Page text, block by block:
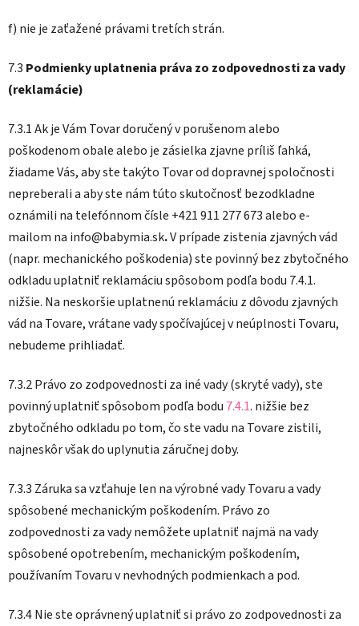
f) nie je zaťažené právami tretích strán.
7.3 Podmienky uplatnenia práva zo zodpovednosti za vady
(reklamácie)
7.3.1 Ak je Vám Tovar doručený v porušenom alebo
poškodenom obale alebo je zásielka zjavne príliš ľahká,
žiadame Vás, aby ste takýto Tovar od dopravnej spoločnosti
nepreberali a aby ste nám túto skutočnosť bezodkladne
oznámili na telefónnom čísle +421 911 277 673alebo e-
mailom na info@babymia.sk.V prípade zistenia zjavných vád
(napr. mechanického poškodenia) ste povinný bez zbytočného
odkladu uplatniť reklamáciu spôsobom podľa bodu 7.4.1.
nižšie. Na neskoršie uplatnenú reklamáciu z dôvodu zjavných
vád na Tovare, vrátane vady spočívajúcej v neúplnosti Tovaru,
nebudeme prihliadať.
7.3.2 Právo zo zodpovednosti za iné vady (skryté vady), ste
povinný uplatniť spôsobom podľa bodu 7.4.1. nižšie bez
zbytočného odkladu po tom, čo ste vadu na Tovare zistili,
najneskôr však do uplynutia záručnej doby.
7.3.3 Záruka sa vzťahuje len na výrobné vady Tovaru a vady
spôsobené mechanickým poškodením. Právo zo
zodpovednosti za vady nemôžete uplatniť najmä na vady
spôsobené opotrebením, mechanickým poškodením,
používaním Tovaru v nevhodných podmienkach a pod.
7.3.4 Nie ste oprávnený uplatniť si právo zo zodpovednosti za